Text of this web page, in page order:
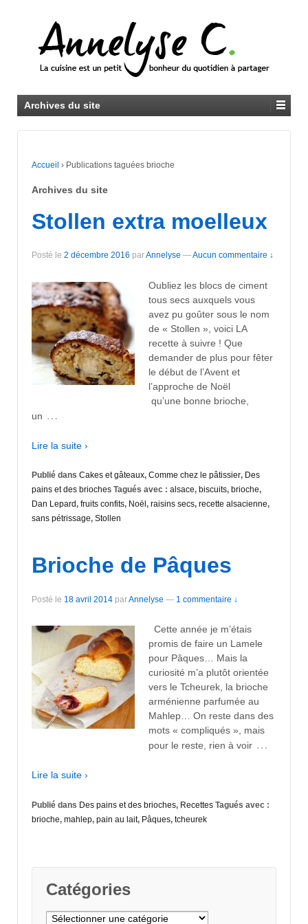
Archives du site
Accueil › Publications taguées brioche
Archives du site
Stollen extra moelleux
Posté le 2 décembre 2016 parAnnelyse —Aucun commentaire ↓
Oubliez les blocs de ciment
tous secs auxquels vous
avez pu goûter sous le nom
de « Stollen », voici LA
recette à suivre ! Que
demander de plus pour fêter
le début de l’Avent et
l’approche de Noël
qu’une bonne brioche,
un …
Lire la suite ›
Publié dans Cakes et gâteaux, Comme chez le pâtissier, Des
pains et des brioches Tagués avec : alsace, biscuits, brioche,
Dan Lepard, fruits confits, Noël , raisins secs, recette alsacienne,
sans pétrissage, Stollen
Brioche de Pâques
Posté le 18 avril 2014 parAnnelyse — 1 commentaire ↓
Cette année je m’étais
promis de faire un Lamele
pour Pâques… Mais la
curiosité m’a plutôt orientée
vers le Tcheurek, la brioche
arménienne parfumée au
Mahlep… On reste dans des
mots « compliqués », mais
pour le reste, rien à voir …
Lire la suite ›
Publié dans Des pains et des brioches, Recettes Tagués avec :
brioche, mahlep, pain au lait, Pâques, tcheurek
Catégories
Catégories